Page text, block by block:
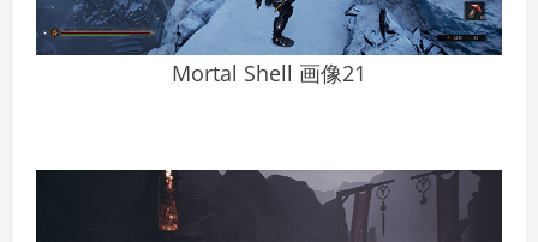
Mortal Shell 画像21